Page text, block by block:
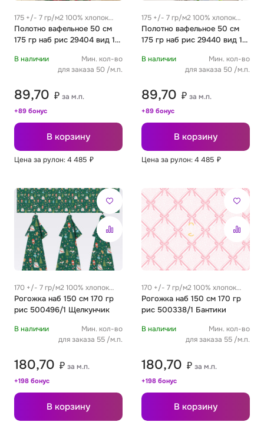
175 +/- 7 гр/м2 100% хлопок
0.35 м
Полотно вафельное 50 см
175 гр наб рис 29404 вид 1
В наличии
Мин. кол-во
для заказа 50 /м.п.
89,70 ₽ за м.п.
+89 бонус
В корзину
Цена за рулон: 4 485 ₽
175 +/- 7 гр/м2 100% хлопок
0.35 м
Полотно вафельное 50 см
175 гр наб рис 29440 вид 1
В наличии
Мин. кол-во
для заказа 50 /м.п.
89,70 ₽ за м.п.
+89 бонус
В корзину
Цена за рулон: 4 485 ₽
170 +/- 7 гр/м2 100% хлопок
0.32 м
Рогожка наб 150 см 170 гр
рис 500496/1 Щелкунчик
В наличии
Мин. кол-во
для заказа 55 /м.п.
180,70 ₽ за м.п.
+198 бонус
В корзину
170 +/- 7 гр/м2 100% хлопок
0.32 м
Рогожка наб 150 см 170 гр
рис 500338/1 Бантики
В наличии
Мин. кол-во
для заказа 55 /м.п.
180,70 ₽ за м.п.
+198 бонус
В корзину